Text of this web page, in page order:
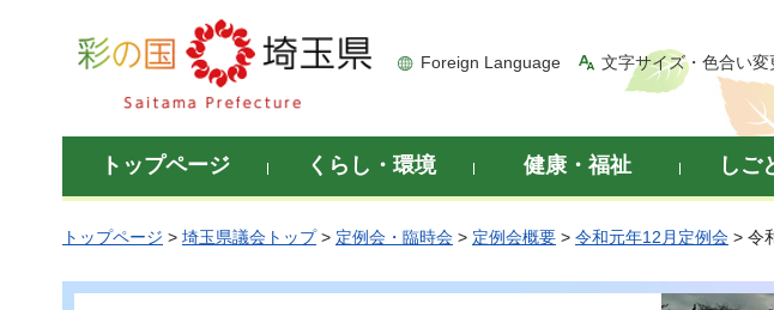
彩の国 埼玉県
Foreign Language 文字サイズ・色合い変
トップページ くらし・環境 健康・福祉 しご
トップページ > 埼玉県議会トップ> 定例会・臨時会 > 定例会概要 > 令和元年12月定例会 > 令